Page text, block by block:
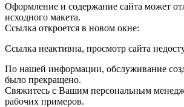
Оформление и содержание сайта может
исходного макета.
Ссылка откроется в новом окне:
Ссылка неактивна, просмотр сайта
По нашей информации, обслуживание
было прекращено.
Свяжитесь с Вашим персональным
рабочих примеров.